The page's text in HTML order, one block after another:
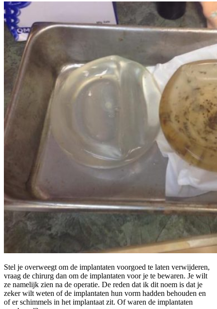
Stel je overweegt om de implantaten voorgoed te laten verwijderen,
vraag de chirurg dan om de implantaten voor je te bewaren. Je wilt
ze namelijk zien na de operatie. De reden dat ik dit noem is dat je
zeker wilt weten of de implantaten hun vorm hadden behouden en
of er schimmels in het implantaat zit. Of waren de implantaten